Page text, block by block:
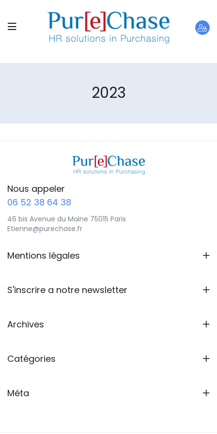
2023
Nous appeler
06 52 38 64 38
46 bis Avenue du Maine 75015 Paris
Etienne@purechase.fr
Mentions légales
S'inscrire a notre newsletter
Archives
Catégories
Méta